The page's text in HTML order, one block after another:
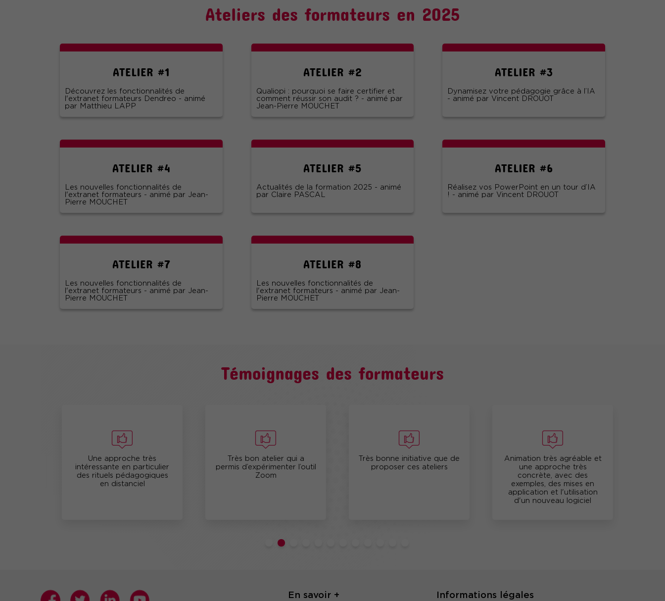
Ateliers des formateurs en 2025
ATELIER #1
Découvrez les fonctionnalités de
l'extranet formateurs Dendreo - animé
par Matthieu LAPP
ATELIER #2
Qualiopi : pourquoi se faire certifier et
comment réussir son audit ? - animé par
Jean-Pierre MOUCHET
ATELIER #3
Dynamisez votre pédagogie grâce à l’IA
- animé par Vincent DROUOT
ATELIER #4
Les nouvelles fonctionnalités de
l'extranet formateurs - animé par Jean-
Pierre MOUCHET
ATELIER #5
Actualités de la formation 2025 - animé
par Claire PASCAL
ATELIER #6
Réalisez vos PowerPoint en un tour d’IA
! - animé par Vincent DROUOT
ATELIER #7
Les nouvelles fonctionnalités de
l'extranet formateurs - animé par Jean-
Pierre MOUCHET
ATELIER #8
Les nouvelles fonctionnalités de
l'extranet formateurs - animé par Jean-
Pierre MOUCHET
Témoignages des formateurs
Une approche très
intéressante en particulier
des rituels pédagogiques
en distanciel
Très bon atelier qui a
permis d’expérimenter l’outil
Zoom
Très bonne initiative que de
proposer ces ateliers
Animation très agréable et
une approche très
concrète, avec des
exemples, des mises en
application et l'utilisation
d'un nouveau logiciel
En savoir + Informations légales